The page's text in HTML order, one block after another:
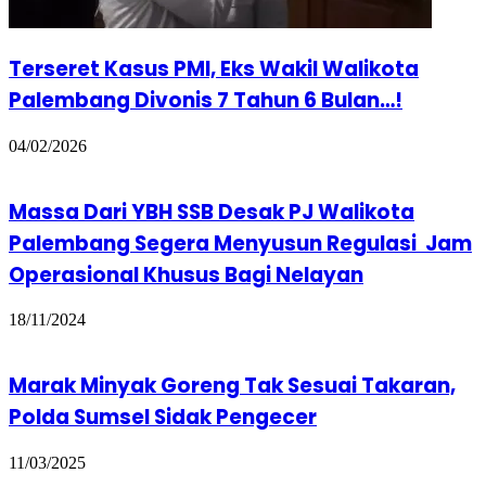
Palembang Segera Menyusun Regulasi Jam
Operasional Khusus Bagi Nelayan
18/11/2024
11/03/2025
Tinggalkan Balasan